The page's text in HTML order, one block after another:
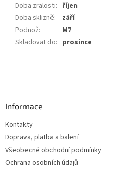
Doba zralosti: říjen
Doba sklizně:
září
Podnož:
M7
Skladovat do: prosince
Informace
Kontakty
Doprava, platba a balení
Všeobecné obchodní podmínky
Ochrana osobních údajů